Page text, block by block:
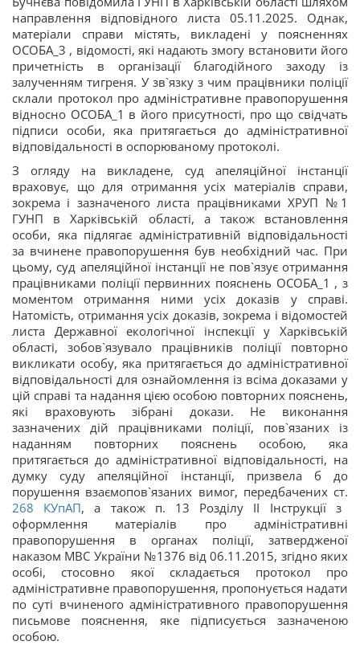
направлення відповідного листа 05.11.2025. Однак,
матеріали справи містять, викладені у поясненнях
ОСОБА_3 , відомості, які надають змогу встановити його
причетність в організації благодійного заходу із
залученням тигреня. У зв`язку з чим працівники поліції
склали протокол про адміністративне правопорушення
відносно ОСОБА_1 в його присутності, про що свідчать
підписи особи, яка притягається до адміністративної
відповідальності в оспорюваному протоколі.
З огляду на викладене, суд апеляційної інстанції
враховує, що для отримання усіх матеріалів справи,
зокрема і зазначеного листа працівниками ХРУП №1
ГУНП в Харківській області, а також встановлення
особи, яка підлягає адміністративній відповідальності
за вчинене правопорушення був необхідний час. При
цьому, суд апеляційної інстанції не пов`язує отримання
працівниками поліції первинних пояснень ОСОБА_1 , з
моментом отримання ними усіх доказів у справі.
Натомість, отримання усіх доказів, зокрема і відомостей
листа Державної екологічної інспекції у Харківській
області, зобов`язувало працівників поліції повторно
викликати особу, яка притягається до адміністративної
відповідальності для ознайомлення із всіма доказами у
цій справі та надання цією особою повторних пояснень,
які враховують зібрані докази. Не виконання
зазначених дій працівниками поліції, пов`язаних із
наданням повторних пояснень особою, яка
притягається до адміністративної відповідальності, на
думку суду апеляційної інстанції, призвела б до
порушення взаємопов`язаних вимог, передбачених ст.
268 КУпАП, а також п. 13 Розділу ІІ Інструкції з
оформлення матеріалів про адміністративні
правопорушення в органах поліції, затвердженої
наказом МВС України №1376 від 06.11.2015, згідно яких
особі, стосовно якої складається протокол про
адміністративне правопорушення, пропонується надати
по суті вчиненого адміністративного правопорушення
письмове пояснення, яке підписується зазначеною
особою.